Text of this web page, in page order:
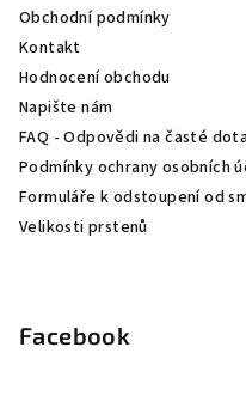
Obchodní podmínky
Kontakt
Hodnocení obchodu
Napište nám
FAQ - Odpovědi na časté
Podmínky ochrany osobních
Formuláře k odstoupení od
Velikosti prstenů
Facebook